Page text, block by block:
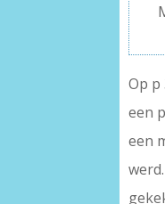
Op
een
een